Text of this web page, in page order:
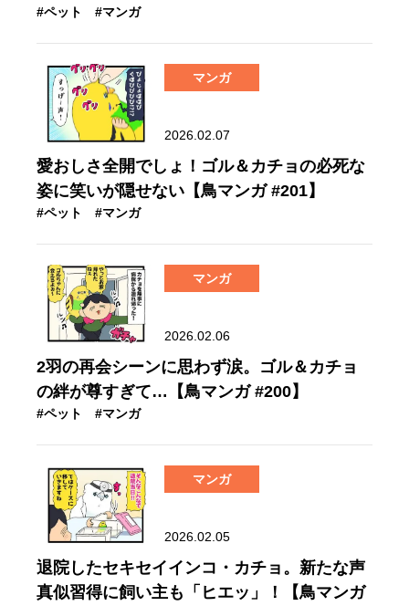
#ペット #マンガ
マンガ
2026.02.07
愛おしさ全開でしょ！ゴル＆カチョの必死な
姿に笑いが隠せない【鳥マンガ #201】
#ペット #マンガ
マンガ
2026.02.06
2羽の再会シーンに思わず涙。ゴル＆カチョ
の絆が尊すぎて…【鳥マンガ #200】
#ペット #マンガ
マンガ
2026.02.05
退院したセキセイインコ・カチョ。新たな声
真似習得に飼い主も「ヒエッ」！【鳥マンガ